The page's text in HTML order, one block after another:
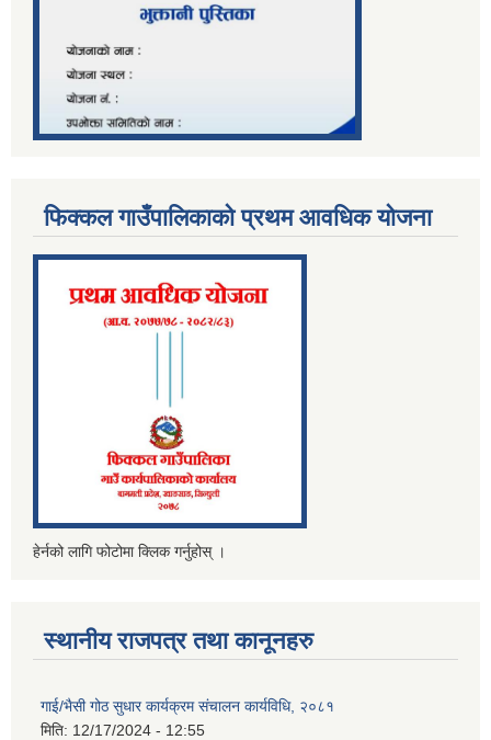
फिक्कल गाउँपालिकाको प्रथम आवधिक योजना
हेर्नको लागि फोटोमा क्लिक गर्नुहोस् ।
स्थानीय राजपत्र तथा कानूनहरु
गाई/भैसी गोठ सुधार कार्यक्रम संचालन कार्यविधि, २०८१
मिति: 12/17/2024 - 12:55